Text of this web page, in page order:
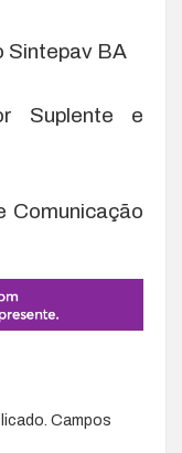
Sintepav BA
Suplente e
Comunicação
Campos